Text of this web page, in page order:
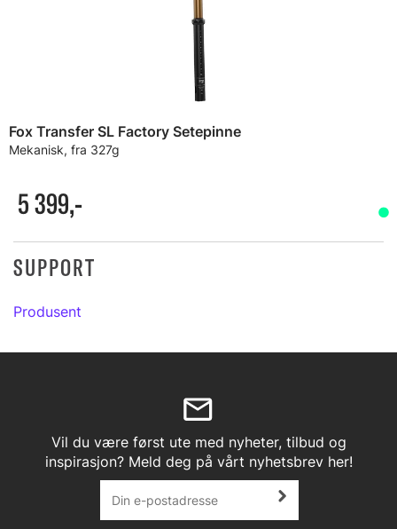
Fox Transfer SL Factory Setepinne
Mekanisk, fra 327g
5 399,-
SUPPORT
Produsent
Vil du være først ute med nyheter, tilbud og
inspirasjon? Meld deg på vårt nyhetsbrev her!